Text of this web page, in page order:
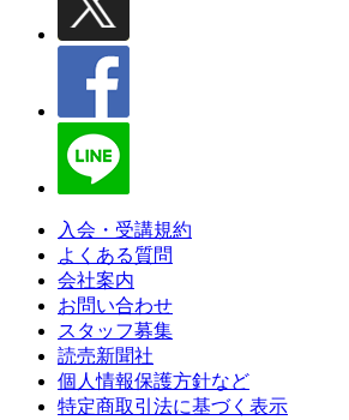
入会・受講規約
よくある質問
会社案内
お問い合わせ
スタッフ募集
読売新聞社
個人情報保護方針など
特定商取引法に基づく表示